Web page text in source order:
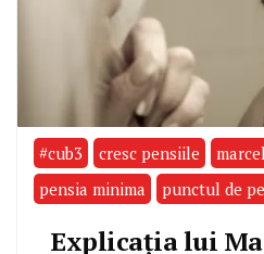
#cub3 cresc pensiile
pensia minima
punctul de
Explicația lui